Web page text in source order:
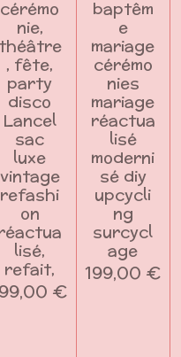
cérémo
nie,
théâtre
, fête,
party
disco
Lancel
sac
luxe
vintage
refashi
on
lisé,
refait,
€
baptêm
e
mariage
cérémo
nies
mariage
réactua
lisé
moderni
sé diy
upcycli
ng
surcycl
age
199,00 €